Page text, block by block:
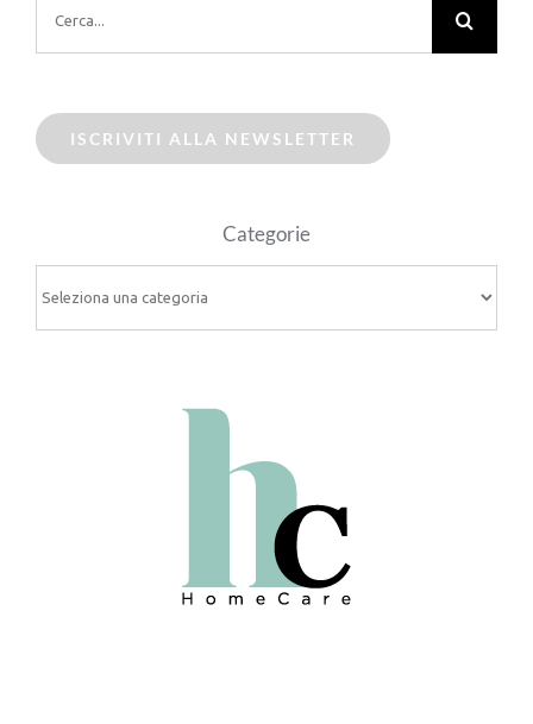
per:
ISCRIVITI ALLA NEWSLETTER
Categorie